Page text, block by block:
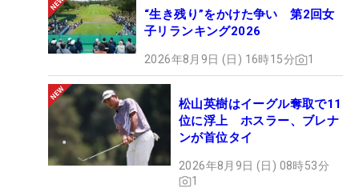
“生き残り”をかけた争い 第2回女
子リランキング2026
2026年8月9日 (日) 16時15分 1
松山英樹はイーグル奪取で11
位に浮上 ホスラー、ブレナ
ンが首位タイ
2026年8月9日 (日) 08時53分
1